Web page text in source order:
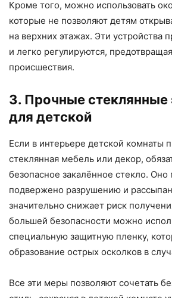
Кроме того, можно использовать
которые не позволяют детям
на верхних этажах. Эти устройства
и легко регулируются,
происшествия.
3. Прочные стеклянные
для детской
Если в интерьере детской комнаты
стеклянная мебель или декор,
безопасное закалённое стекло. Оно
подвержено разрушению и
значительно снижает риск
большей безопасности можно
специальную защитную пленку,
образование острых осколков в
Все эти меры позволяют сочетать